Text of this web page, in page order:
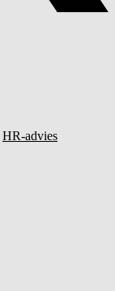
HR-advies